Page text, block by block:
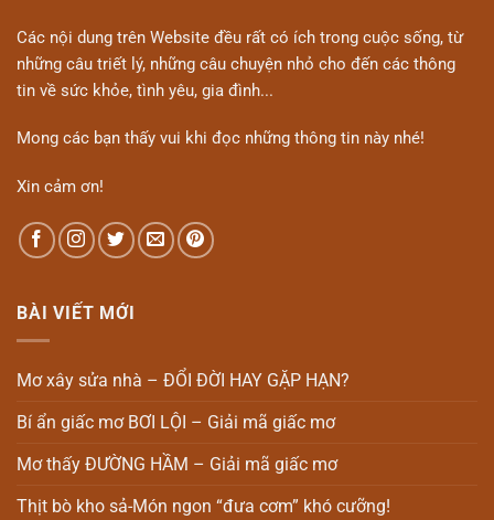
Các nội dung trên Website đều rất có ích trong cuộc sống, từ
những câu triết lý, những câu chuyện nhỏ cho đến các thông
tin về sức khỏe, tình yêu, gia đình...
Mong các bạn thấy vui khi đọc những thông tin này nhé!
Xin cảm ơn!
BÀI VIẾT MỚI
Mơ xây sửa nhà – ĐỔI ĐỜI HAY GẶP HẠN?
Bí ẩn giấc mơ BƠI LỘI – Giải mã giấc mơ
Mơ thấy ĐƯỜNG HẦM – Giải mã giấc mơ
Thịt bò kho sả-Món ngon “đưa cơm” khó cưỡng!